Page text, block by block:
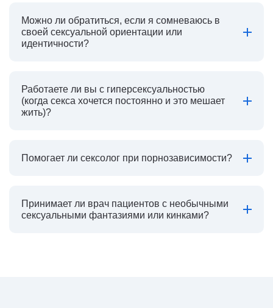
Можно ли обратиться, если я сомневаюсь в
своей сексуальной ориентации или
идентичности?
Работаете ли вы с гиперсексуальностью
(когда секса хочется постоянно и это мешает
жить)?
Помогает ли сексолог при порнозависимости?
Принимает ли врач пациентов с необычными
сексуальными фантазиями или кинками?